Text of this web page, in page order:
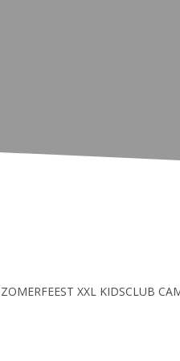
ZOMERFEEST XXL KIDSCLUB